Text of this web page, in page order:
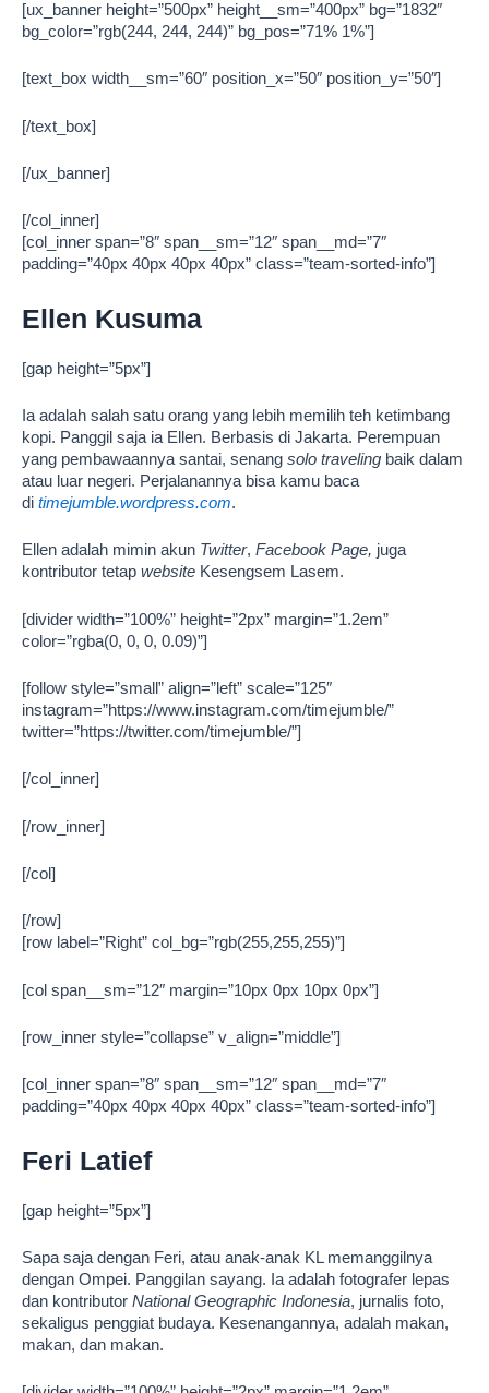
[ux_banner height=”500px” height__sm=”400px” bg=”1832″
bg_color=”rgb(244, 244, 244)” bg_pos=”71% 1%”]
[text_box width__sm=”60″ position_x=”50″ position_y=”50″]
[/text_box]
[/ux_banner]
[/col_inner]
[col_inner span=”8″ span__sm=”12″ span__md=”7″
padding=”40px 40px 40px 40px” class=”team-sorted-info”]
Ellen Kusuma
[gap height=”5px”]
Ia adalah salah satu orang yang lebih memilih teh ketimbang
kopi. Panggil saja ia Ellen. Berbasis di Jakarta. Perempuan
yang pembawaannya santai, senang solo traveling baik dalam
atau luar negeri. Perjalanannya bisa kamu baca
di timejumble.wordpress.com.
Ellen adalah mimin akun Twitter, Facebook Page, juga
kontributor tetap website Kesengsem Lasem.
[divider width=”100%” height=”2px” margin=”1.2em”
color=”rgba(0, 0, 0, 0.09)”]
[follow style=”small” align=”left” scale=”125″
instagram=”https://www.instagram.com/timejumble/”
twitter=”https://twitter.com/timejumble/”]
[/col_inner]
[/row_inner]
[/col]
[/row]
[row label=”Right” col_bg=”rgb(255,255,255)”]
[col span__sm=”12″ margin=”10px 0px 10px 0px”]
[row_inner style=”collapse” v_align=”middle”]
[col_inner span=”8″ span__sm=”12″ span__md=”7″
padding=”40px 40px 40px 40px” class=”team-sorted-info”]
Feri Latief
[gap height=”5px”]
Sapa saja dengan Feri, atau anak-anak KL memanggilnya
dengan Ompei. Panggilan sayang. Ia adalah fotografer lepas
dan kontributor National Geographic Indonesia, jurnalis foto,
sekaligus penggiat budaya. Kesenangannya, adalah makan,
makan, dan makan.